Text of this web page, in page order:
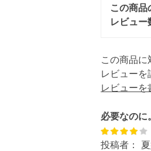
この商品
レビュー
この商品に
レビューを
レビューを
必要なのに
投稿者：